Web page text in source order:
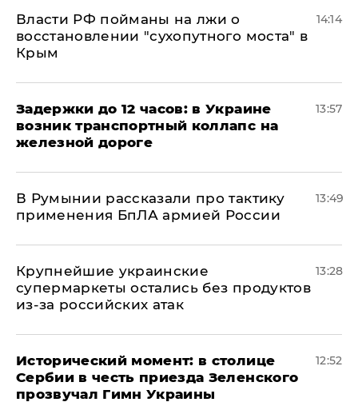
Власти РФ пойманы на лжи о
восстановлении "сухопутного моста" в
Крым
14:14
Задержки до 12 часов: в Украине
возник транспортный коллапс на
железной дороге
13:57
В Румынии рассказали про тактику
применения БпЛА армией России
13:49
Крупнейшие украинские
супермаркеты остались без продуктов
из-за российских атак
13:28
Исторический момент: в столице
Сербии в честь приезда Зеленского
прозвучал Гимн Украины
12:52